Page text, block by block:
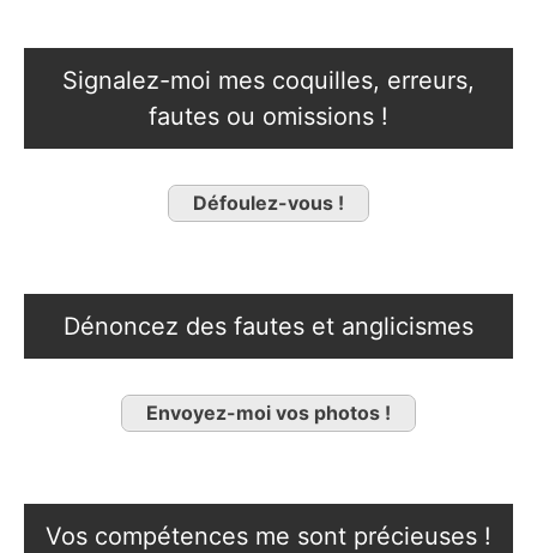
Signalez-moi mes coquilles, erreurs,
fautes ou omissions !
Défoulez-vous !
Dénoncez des fautes et anglicismes
Envoyez-moi vos photos !
Vos compétences me sont précieuses !